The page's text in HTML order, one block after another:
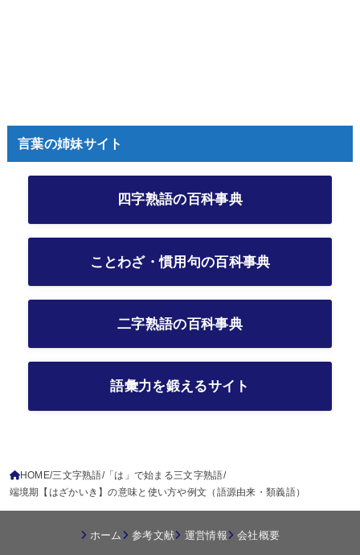
言葉の姉妹サイト
四字熟語の百科事典
ことわざ・慣用句の百科事典
二字熟語の百科事典
語彙力を鍛えるサイト
HOME 三文字熟語
「は」で始まる三文字熟語
端境期【はざかいき】の意味と使い方や例文（語源由来・類義語）
ホーム 参考文献 運営情報 会社概要